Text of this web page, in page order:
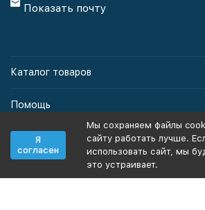
Показать почту
Каталог товаров
Помощь
Информация
Политика персональных данных Карта
Я
согласен
Мы сохраняем файлы
сайту работать лучше.
использовать сайт, мы
это устраивает.